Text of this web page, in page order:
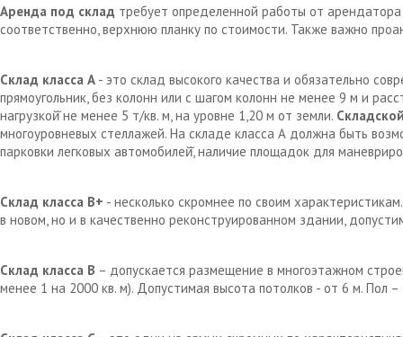
Аренда под склад требует определенной работы от
соответственно, верхнюю планку по стоимости. Также важно
Склад класса А - это склад высокого качества и обязательно
прямоугольник, без колонн или с шагом колонн не менее 9 м и
нагрузкой̆ не менее 5 т/кв. м, на уровне 1,20 м от земли.
многоуровневых стеллажей. На складе класса А должна быть
парковки легковых автомобилей̆, наличие площадок для
Склад класса В+ - несколько скромнее по своим
в новом, но и в качественно реконструированном здании,
Склад класса В – допускается размещение в многоэтажном
менее 1 на 2000 кв. м). Допустимая высота потолков - от 6 м. Пол